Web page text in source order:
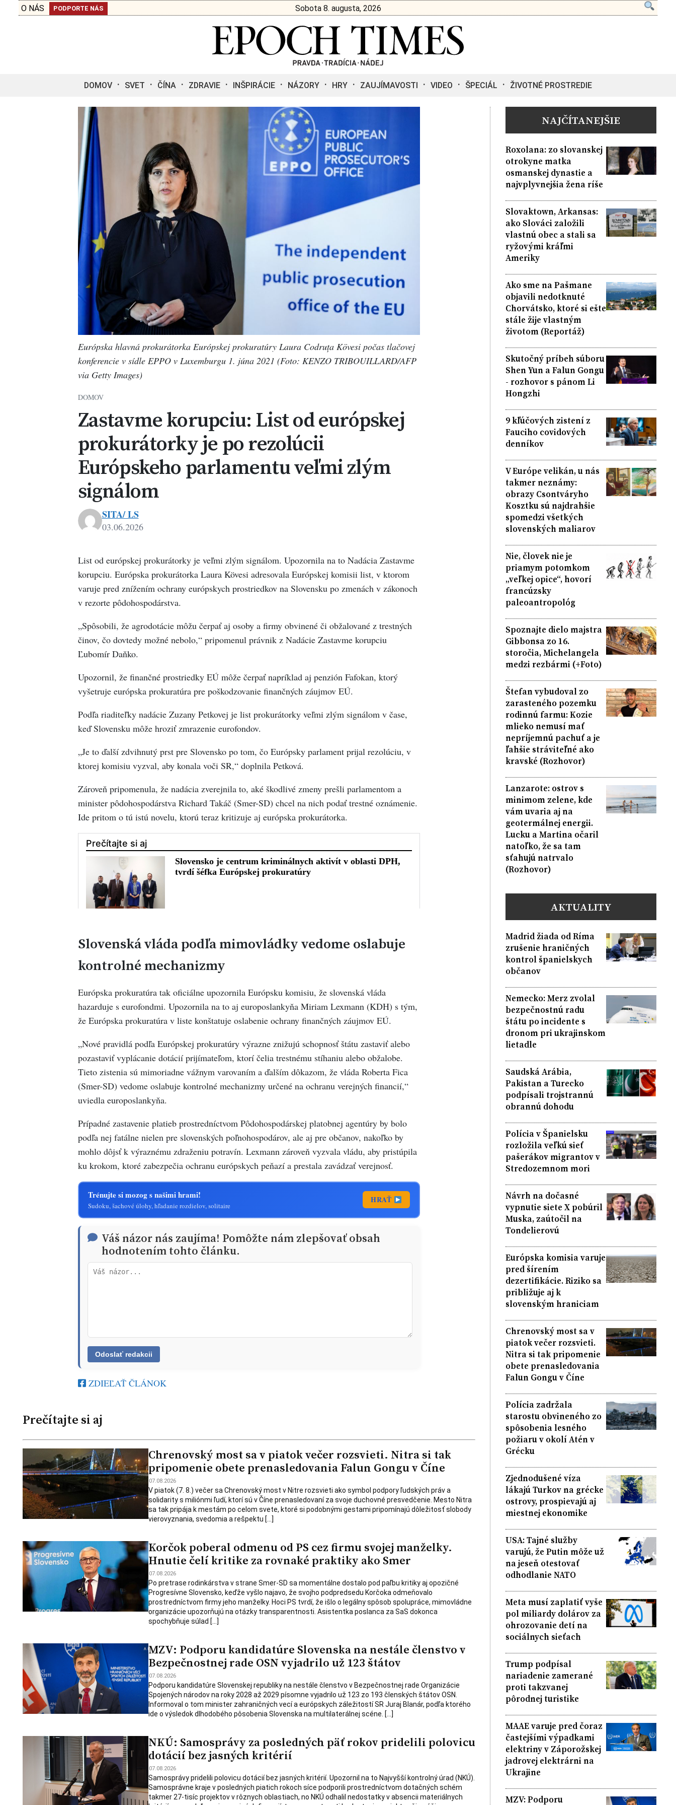
O NÁS PODPORTE NÁS Sobota 8. augusta, 2026
DOMOV SVET ČÍNA ZDRAVIE INŠPIRÁCIE NÁZORY HRY ZAUJÍMAVOSTI VIDEO ŠPECIÁL ŽIVOTNÉ PROSTREDIE
Európska hlavná prokurátorka Európskej prokuratúry Laura Codruța Kövesi počas tlačovej
konferencie v sídle EPPO v Luxemburgu 1. júna 2021 (Foto: KENZO TRIBOUILLARD/AFP
via Getty Images)
DOMOV
Zastavme korupciu: List od európskej
prokurátorky je po rezolúcii
Európskeho parlamentu veľmi zlým
signálom
SITA/ LS
03.06.2026
List od európskej prokurátorky je veľmi zlým signálom. Upozornila na to Nadácia Zastavme
korupciu. Európska prokurátorka Laura Kövesi adresovala Európskej komisii list, v ktorom
varuje pred znížením ochrany európskych prostriedkov na Slovensku po zmenách v zákonoch
v rezorte pôdohospodárstva.
„Spôsobili, že agrodotácie môžu čerpať aj osoby a firmy obvinené či obžalované z trestných
činov, čo dovtedy možné nebolo,“ pripomenul právnik z Nadácie Zastavme korupciu
Ľubomír Daňko.
Upozornil, že finančné prostriedky EÚ môže čerpať napríklad aj penzión Fafokan, ktorý
vyšetruje európska prokuratúra pre poškodzovanie finančných záujmov EÚ.
Podľa riaditeľky nadácie Zuzany Petkovej je list prokurátorky veľmi zlým signálom v čase,
keď Slovensku môže hroziť zmrazenie eurofondov.
„Je to ďalší zdvihnutý prst pre Slovensko po tom, čo Európsky parlament prijal rezolúciu, v
ktorej komisiu vyzval, aby konala voči SR,“ doplnila Petková.
Zároveň pripomenula, že nadácia zverejnila to, aké škodlivé zmeny prešli parlamentom a
minister pôdohospodárstva Richard Takáč (Smer-SD) chcel na nich podať trestné oznámenie.
Ide pritom o tú istú novelu, ktorú teraz kritizuje aj európska prokurátorka.
Slovenská vláda podľa mimovládky vedome oslabuje
kontrolné mechanizmy
Európska prokuratúra tak oficiálne upozornila Európsku komisiu, že slovenská vláda
hazarduje s eurofondmi. Upozornila na to aj europoslankyňa Miriam Lexmann (KDH) s tým,
že Európska prokuratúra v liste konštatuje oslabenie ochrany finančných záujmov EÚ.
„Nové pravidlá podľa Európskej prokuratúry výrazne znižujú schopnosť štátu zastaviť alebo
pozastaviť vyplácanie dotácií prijímateľom, ktorí čelia trestnému stíhaniu alebo obžalobe.
Tieto zistenia sú mimoriadne vážnym varovaním a ďalším dôkazom, že vláda Roberta Fica
(Smer-SD) vedome oslabuje kontrolné mechanizmy určené na ochranu verejných financií,“
uviedla europoslankyňa.
Prípadné zastavenie platieb prostredníctvom Pôdohospodárskej platobnej agentúry by bolo
podľa nej fatálne nielen pre slovenských poľnohospodárov, ale aj pre občanov, nakoľko by
mohlo dôjsť k výraznému zdraženiu potravín. Lexmann zároveň vyzvala vládu, aby pristúpila
ku krokom, ktoré zabezpečia ochranu európskych peňazí a prestala zavádzať verejnosť.
Trénujte si mozog s našimi hrami!
Sudoku, šachové úlohy, hľadanie rozdielov, solitaire
HRAŤ
Váš názor nás zaujíma! Pomôžte nám zlepšovať obsah
hodnotením tohto článku.
ZDIEĽAŤ ČLÁNOK
Prečítajte si aj
Chrenovský most sa v piatok večer rozsvieti. Nitra si tak
pripomenie obete prenasledovania Falun Gongu v Číne
07.08.2026
V piatok (7. 8.) večer sa Chrenovský most v Nitre rozsvieti ako symbol podpory ľudských práv a
solidarity s miliónmi ľudí, ktorí sú v Číne prenasledovaní za svoje duchovné presvedčenie. Mesto Nitra
sa tak pripája k mestám po celom svete, ktoré si podobnými gestami pripomínajú dôležitosť slobody
vierovyznania, svedomia a rešpektu […]
Korčok poberal odmenu od PS cez firmu svojej manželky.
Hnutie čelí kritike za rovnaké praktiky ako Smer
07.08.2026
Po pretrase rodinkárstva v strane Smer-SD sa momentálne dostalo pod paľbu kritiky aj opozičné
Progresívne Slovensko, keďže vyšlo najavo, že svojho podpredsedu Korčoka odmeňovalo
prostredníctvom firmy jeho manželky. Hoci PS tvrdí, že išlo o legálny spôsob spolupráce, mimovládne
organizácie upozorňujú na otázky transparentnosti. Asistentka poslanca za SaS dokonca
spochybňuje súlad […]
MZV: Podporu kandidatúre Slovenska na nestále členstvo v
Bezpečnostnej rade OSN vyjadrilo už 123 štátov
07.08.2026
Podporu kandidatúre Slovenskej republiky na nestále členstvo v Bezpečnostnej rade Organizácie
Spojených národov na roky 2028 až 2029 písomne vyjadrilo už 123 zo 193 členských štátov OSN.
Informoval o tom minister zahraničných vecí a európskych záležitostí SR Juraj Blanár, podľa ktorého
ide o výsledok dlhodobého pôsobenia Slovenska na multilaterálnej scéne. […]
NKÚ: Samosprávy za posledných päť rokov pridelili polovicu
dotácií bez jasných kritérií
07.08.2026
Samosprávy pridelili polovicu dotácií bez jasných kritérií. Upozornil na to Najvyšší kontrolný úrad (NKÚ).
Samosprávne kraje v posledných piatich rokoch síce podporili prostredníctvom dotačných schém
takmer 27-tisíc projektov v rôznych oblastiach, no NKÚ odhalil nedostatky v absencii materiálnych
NAJČÍTANEJŠIE
Roxolana: zo slovanskej
otrokyne matka
osmanskej dynastie a
najvplyvnejšia žena ríše
Slovaktown, Arkansas:
ako Slováci založili
vlastnú obec a stali sa
ryžovými kráľmi
Ameriky
Ako sme na Pašmane
objavili nedotknuté
Chorvátsko, ktoré si ešte
stále žije vlastným
životom (Reportáž)
Skutočný príbeh súboru
Shen Yun a Falun Gongu
- rozhovor s pánom Li
Hongzhi
9 kľúčových zistení z
Fauciho covidových
denníkov
V Európe velikán, u nás
takmer neznámy:
obrazy Csontváryho
Kosztku sú najdrahšie
spomedzi všetkých
slovenských maliarov
Nie, človek nie je
priamym potomkom
„veľkej opice“, hovorí
francúzsky
paleoantropológ
Spoznajte dielo majstra
Gibbonsa zo 16.
storočia, Michelangela
medzi rezbármi (+Foto)
Štefan vybudoval zo
zarasteného pozemku
rodinnú farmu: Kozie
mlieko nemusí mať
nepríjemnú pachuť a je
ľahšie stráviteľné ako
kravské (Rozhovor)
Lanzarote: ostrov s
minimom zelene, kde
vám uvaria aj na
geotermálnej energii.
Lucku a Martina očaril
natoľko, že sa tam
sťahujú natrvalo
(Rozhovor)
AKTUALITY
Madrid žiada od Ríma
zrušenie hraničných
kontrol španielskych
občanov
Nemecko: Merz zvolal
bezpečnostnú radu
štátu po incidente s
dronom pri ukrajinskom
lietadle
Saudská Arábia,
Pakistan a Turecko
podpísali trojstrannú
obrannú dohodu
Polícia v Španielsku
rozložila veľkú sieť
pašerákov migrantov v
Stredozemnom mori
Návrh na dočasné
vypnutie siete X pobúril
Muska, zaútočil na
Tondelierovú
Európska komisia varuje
pred šírením
dezertifikácie. Riziko sa
približuje aj k
slovenským hraniciam
Chrenovský most sa v
piatok večer rozsvieti.
Nitra si tak pripomenie
obete prenasledovania
Falun Gongu v Číne
Polícia zadržala
starostu obvineného zo
spôsobenia lesného
požiaru v okolí Atén v
Grécku
Zjednodušené víza
lákajú Turkov na grécke
ostrovy, prospievajú aj
miestnej ekonomike
USA: Tajné služby
varujú, že Putin môže už
na jeseň otestovať
odhodlanie NATO
Meta musí zaplatiť vyše
pol miliardy dolárov za
ohrozovanie detí na
sociálnych sieťach
Trump podpísal
nariadenie zamerané
proti takzvanej
pôrodnej turistike
MAAE varuje pred čoraz
častejšími výpadkami
elektriny v Záporožskej
jadrovej elektrárni na
Ukrajine
MZV: Podporu